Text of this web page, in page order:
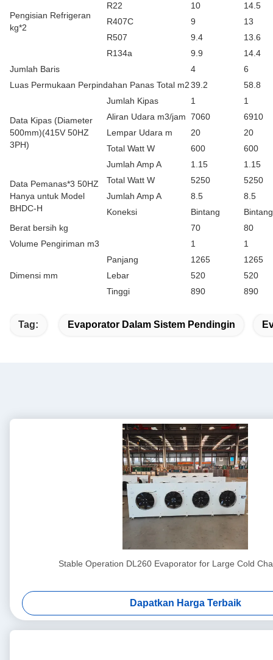
Pengisian Refrigeran
kg*2
R22
10
14.5
R407C
9
13
R507
9.4
13.6
R134a
9.9
14.4
Jumlah Baris
4
6
Luas Permukaan Perpindahan Panas Total m239.2 58.8
Data Kipas (Diameter
500mm)(415V 50HZ
3PH)
Jumlah Kipas 1
1
Aliran Udara m3/jam 7060
6910
Lempar Udara m
20
20
Total Watt W
600
600
Jumlah Amp A
1.15
1.15
Data Pemanas*3 50HZ
Hanya untuk Model
BHDC-H
Total Watt W 5250
5250
Jumlah Amp A
8.5
8.5
Koneksi
Bintang
Bintang
Berat bersih kg
70
80
Volume Pengiriman m3
1 1
Dimensi mm
Panjang 1265
1265
Lebar
520
520
Tinggi
890 890
Tag: Evaporator Dalam Sistem Pendingin
Stable Operation DL260 Evaporator for Large Cold
Dapatkan Harga Terbaik